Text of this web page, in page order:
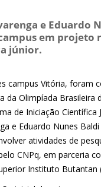
e Eduardo
em projeto
júnior.
campus Vitória, foram
da Olimpíada Brasileira
de Iniciação Científica
e Eduardo Nunes
atividades de
CNPq, em parceria
Instituto Butantan